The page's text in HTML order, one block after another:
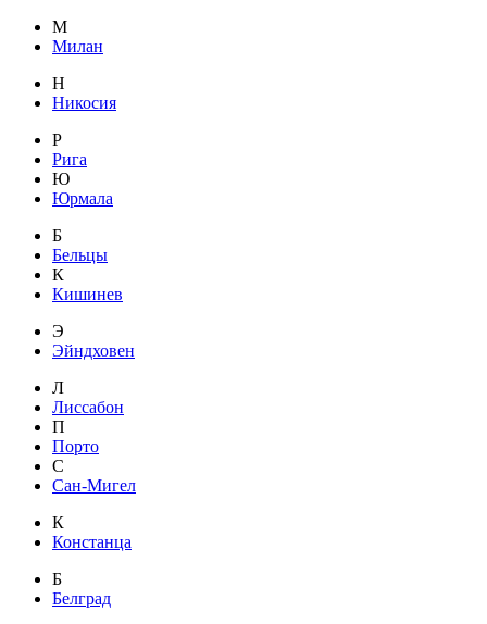
М
Милан
Н
Никосия
Р
Рига
Ю
Юрмала
Б
Бельцы
К
Кишинев
Э
Эйндховен
Л
Лиссабон
П
Порто
С
Сан-Мигел
К
Констанца
Б
Белград